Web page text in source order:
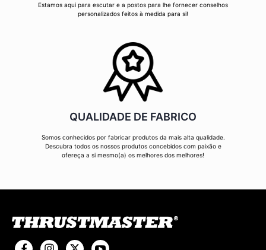
Estamos aqui para escutar e a postos para lhe fornecer conselhos
personalizados feitos à medida para si!
QUALIDADE DE FABRICO
Somos conhecidos por fabricar produtos da mais alta qualidade.
Descubra todos os nossos produtos concebidos com paixão e
ofereça a si mesmo(a) os melhores dos melhores!